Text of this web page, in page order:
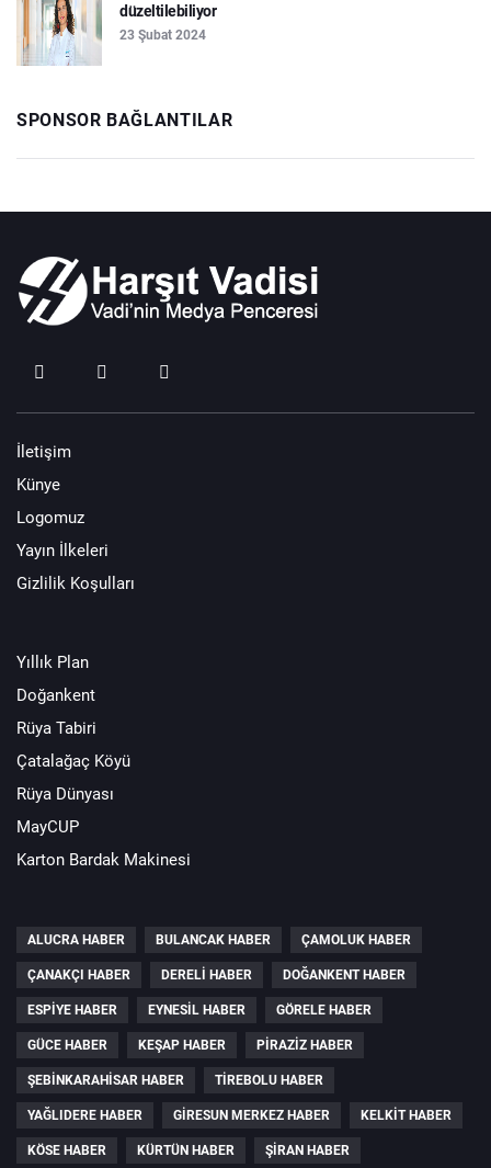
düzeltilebiliyor
23 Şubat 2024
SPONSOR BAĞLANTILAR
İletişim
Künye
Logomuz
Yayın İlkeleri
Gizlilik Koşulları
Yıllık Plan
Doğankent
Rüya Tabiri
Çatalağaç Köyü
Rüya Dünyası
MayCUP
Karton Bardak Makinesi
ALUCRA HABER BULANCAK HABER ÇAMOLUK HABER
ÇANAKÇI HABER DERELI HABER DOĞANKENT HABER
ESPIYE HABER EYNESIL HABER GÖRELE HABER
GÜCE HABER KEŞAP HABER PIRAZIZ HABER
ŞEBINKARAHISAR HABER TIREBOLU HABER
YAĞLIDERE HABER GIRESUN MERKEZ HABER KELKIT HABER
KÖSE HABER KÜRTÜN HABER ŞIRAN HABER